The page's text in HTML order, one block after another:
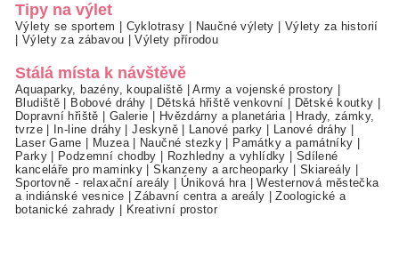
Tipy na výlet
Výlety se sportem Cyklotrasy Naučné výlety
Výlety za historií
Výlety za zábavou |Výlety přírodou
Stálá místa k návštěvě
Aquaparky, bazény, koupaliště |Army a vojenské prostory
Bludiště
Bobové dráhy Dětská hřiště venkovní Dětské koutky
Dopravní hřiště
Galerie Hvězdárny a planetária|
Hrady, zámky,
tvrze| In-line dráhy |Jeskyně| Lanové parky Lanové dráhy
Laser Game
Muzea| Naučné stezky Památky a památníky
Parky| Podzemní chodby Rozhledny a vyhlídky
Sdílené
kanceláře pro maminky |Skanzeny a archeoparky Skiareály
Sportovně - relaxační areály
Úniková hra|Westernová městečka
a indiánské vesnice |Zábavní centra a areály |Zoologické a
botanické zahrady
Kreativní prostor